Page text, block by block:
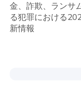
金、詐欺、ランサ
る犯罪における
新情報